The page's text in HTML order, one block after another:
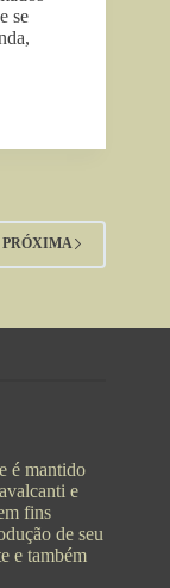
se
PRÓXIMA
é mantido
e
fins
de seu
e também